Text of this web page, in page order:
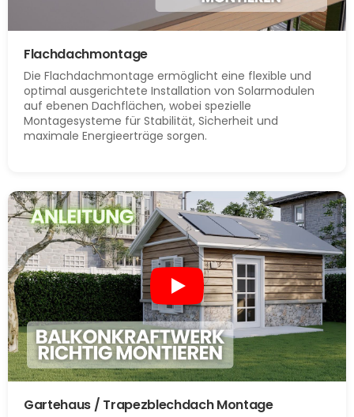
Flachdachmontage
Die Flachdachmontage ermöglicht eine flexible und
optimal ausgerichtete Installation von Solarmodulen
auf ebenen Dachflächen, wobei spezielle
Montagesysteme für Stabilität, Sicherheit und
maximale Energieerträge sorgen.
Gartehaus / Trapezblechdach Montage